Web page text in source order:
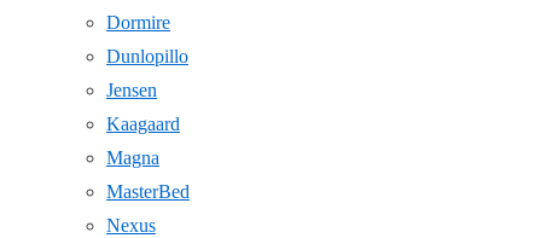
Dormire
Dunlopillo
Jensen
Kaagaard
Magna
MasterBed
Nexus